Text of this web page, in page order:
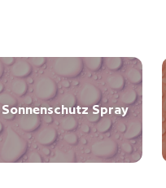
Sonnenschutz Spray